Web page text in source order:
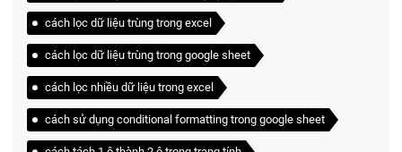
cách lọc dữ liệu trùng trong excel
cách lọc dữ liệu trùng trong google sheet
cách lọc nhiều dữ liệu trong excel
cách sử dụng conditional formatting trong google sheet